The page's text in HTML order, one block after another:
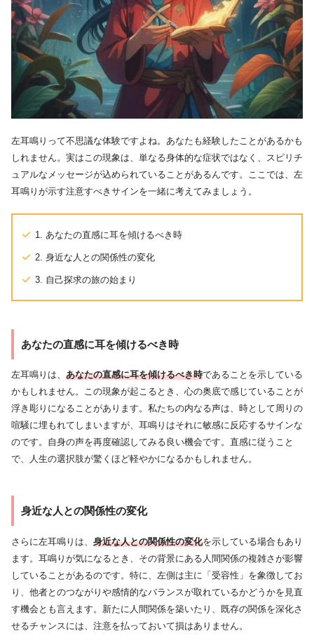
左耳鳴りって不思議な体験ですよね。あなたも経験したことがあるかも
しれません。実はこの現象は、単なる身体的な症状ではなく、スピリチ
ュアルなメッセージが込められていることがあるんです。ここでは、左
耳鳴りが示す注意すべきサインを一緒に考えてみましょう。
1. あなたの直感に耳を傾けるべき時
2. 身近な人との関係性の変化
3. 自己探求の旅の始まり
あなたの直感に耳を傾けるべき時
左耳鳴りは、 あなたの直感に耳を傾けるべき時であることを示している
かもしれません。この現象が起こるとき、心の奥底で感じていることが
浮き彫りになることがあります。私たちの内なる声は、時として周りの
喧騒に埋もれてしまいますが、耳鳴りはそれに敏感に反応するサインな
のです。自身の声を再度確認してみる良い機会です。直感に従うこと
で、人生の選択肢が驚くほど軽やかになるかもしれません。
身近な人との関係性の変化
さらに左耳鳴りは、 身近な人との関係性の変化を示している場合もあり
ます。耳鳴りが気になるとき、その背景にある人間関係の複雑さが影響
していることがあるのです。特に、左側は主に「受容性」を象徴してお
り、他者とのつながりや感情的なバランスが取れているかどうかを見直
す機会とも言えます。新たに人間関係を築いたり、既存の関係を深化さ
せるチャンスには、注意を払っておいて損はありません。